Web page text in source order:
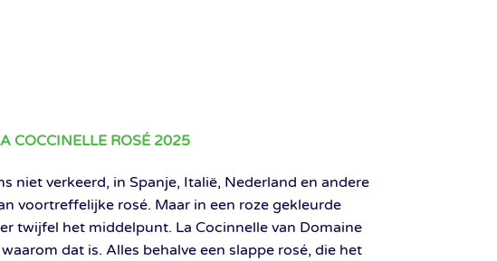
COCCINELLE ROSÉ 2025
niet verkeerd, in Spanje, Italië, Nederland en andere
voortreffelijke rosé. Maar in een roze gekleurde
twijfel het middelpunt. La Cocinnelle van Domaine
dat is. Alles behalve een slappe rosé, die het